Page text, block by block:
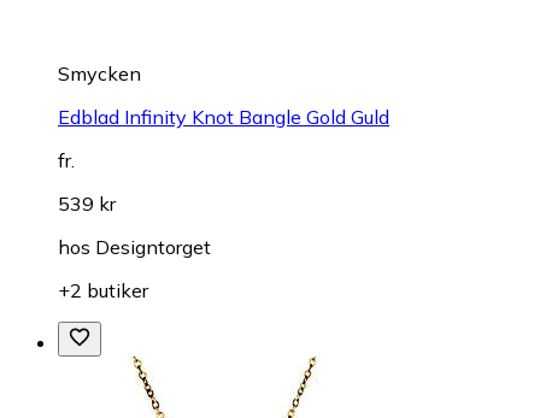
Smycken
Edblad Infinity Knot Bangle Gold Guld
fr.
539 kr
hos Designtorget
+2 butiker